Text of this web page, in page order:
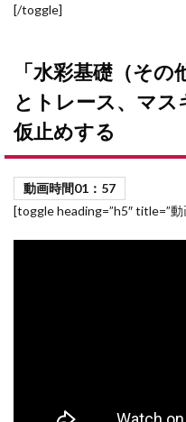
[/toggle]
「水彩基礎（そ
とトレース、マ
仮止めする
動画時間01：57
[toggle heading=”h5″ title=”動